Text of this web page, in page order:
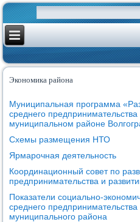
Экономика района
Муниципальная программа
среднего
муниципальном районе
Схемы размещения НТО
Ярмарочная деятельность
Координационный совет по
предпринимательства и
Показатели социально-
среднего
муниципального района